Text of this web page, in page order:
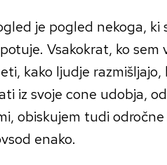
je pogled nekoga, ki
Vsakokrat, ko
kako ljudje
iz svoje cone udobja,
obiskujem tudi
enako.